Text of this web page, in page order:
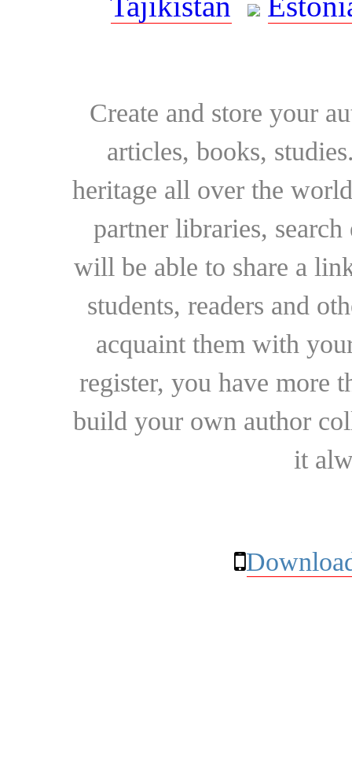
Create and store your
articles, books,
heritage all over the
partner libraries,
will be able to share a
students, readers and
acquaint them with
register, you have more
build your own author
it